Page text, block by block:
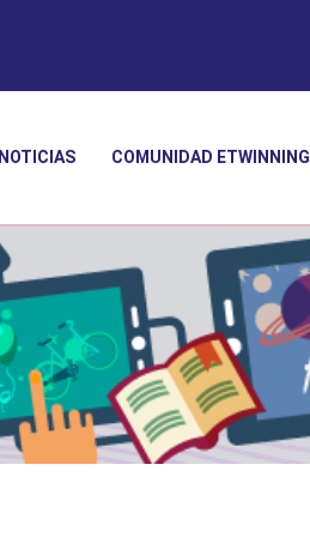
NOTICIAS COMUNIDAD ETWINNING